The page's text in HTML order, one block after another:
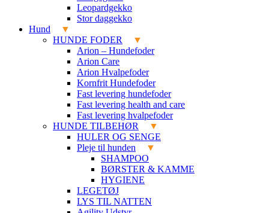
Leopardgekko
Stor daggekko
Hund
HUNDE FODER
Arion – Hundefoder
Arion Care
Arion Hvalpefoder
Kornfrit Hundefoder
Fast levering hundefoder
Fast levering health and care
Fast levering hvalpefoder
HUNDE TILBEHØR
HULER OG SENGE
Pleje til hunden
SHAMPOO
BØRSTER & KAMME
HYGIENE
LEGETØJ
LYS TIL NATTEN